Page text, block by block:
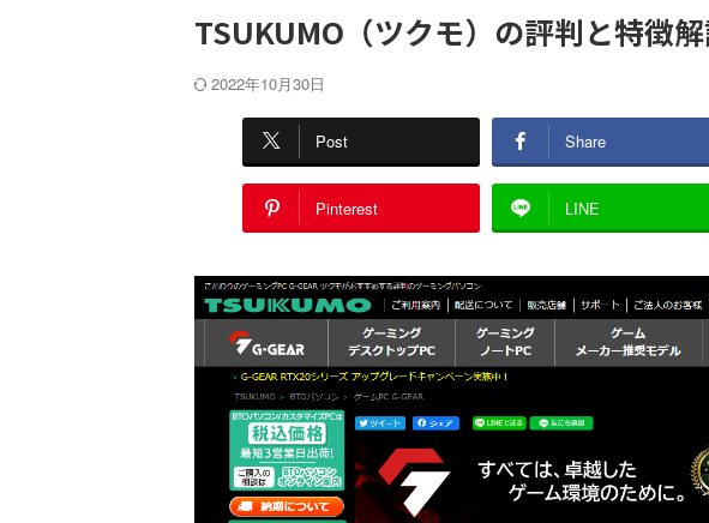
TSUKUMO（ツクモ）の評判と特徴解
2022年10月30日
Post Share
Pinterest LINE